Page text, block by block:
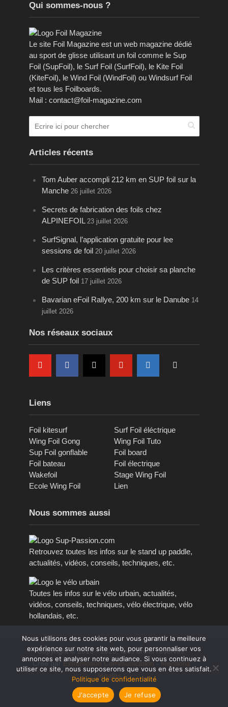
Qui sommes-nous ?
Le site Foil Magazine est un web magazine dédié
au sport de glisse utilisant un foil comme le Sup
Foil (SupFoil), le Surf Foil (SurfFoil), le Kite Foil
(KiteFoil), le Wind Foil (WindFoil) ou Windsurf Foil
et tous les Foilboards.
Mail : contact@foil-magazine.com
Articles récents
Tom Auber accompli 212 km en SUP foil sur la
Manche 26 juillet 2026
Secrets de fabrication des foils chez
ALPINEFOIL 23 juillet 2026
SurfSignal, l’application gratuite pour lee
sessions de foil 20 juillet 2026
Les critères essentiels pour choisir sa planche
de SUP foil 17 juillet 2026
Bavarian eFoil Rallye, 200 km sur le Danube 14
juillet 2026
Nos réseaux sociaux
Liens
Foil kitesurf
Surf Foil éléctrique
Wing Foil Gong
Wing Foil Tuto
Sup Foil gonflable
Foil board
Foil bateau
Foil électrique
Wakefoil
Stage Wing Foil
Ecole Wing Foil
Lien
Nous sommes aussi
Retrouvez toutes les infos sur le stand up paddle,
actualités, vidéos, conseils, techniques, etc.
Toutes les infos sur le vélo urbain, actualités,
vidéos, conseils, techniques, vélo électrique, vélo
hollandais, etc.
Copyright © 2016 - 2023, tous droits réservés.
Créé par Extremotion Communication-Mentions
légales
Nous utilisons des cookies pour vous garantir la meilleure
expérience sur notre site web, pour personnaliser vos
annonces et analyser notre audiance. Si vous continuez à
utiliser ce site, nous supposerons que vous en êtes satisfait.
Politique de confidentialité
J'accepte
Je refuse